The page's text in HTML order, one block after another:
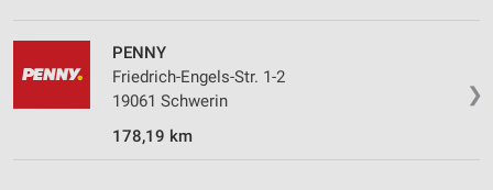
❯
PENNY
Friedrich-Engels-Str. 1-2
19061 Schwerin
178,19 km
Verwendung von Profilen zur Auswahl
personalisierter Inhalte
Messung der Werbeleistung